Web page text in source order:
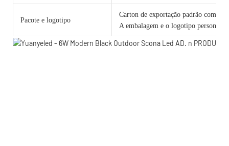
Pacote e logotipo
Carton de exportação padrão com
A embalagem e o logotipo